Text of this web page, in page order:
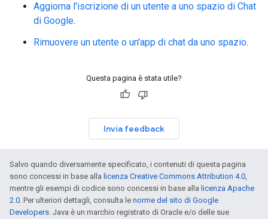
Aggiorna l'iscrizione di un utente a uno spazio di Chat
di Google.
Rimuovere un utente o un'app di chat da uno spazio.
Questa pagina è stata utile?
Invia feedback
Salvo quando diversamente specificato, i contenuti di questa pagina
sono concessi in base alla licenza Creative Commons Attribution 4.0,
mentre gli esempi di codice sono concessi in base alla licenza Apache
2.0. Per ulteriori dettagli, consulta le norme del sito di Google
Developers. Java è un marchio registrato di Oracle e/o delle sue